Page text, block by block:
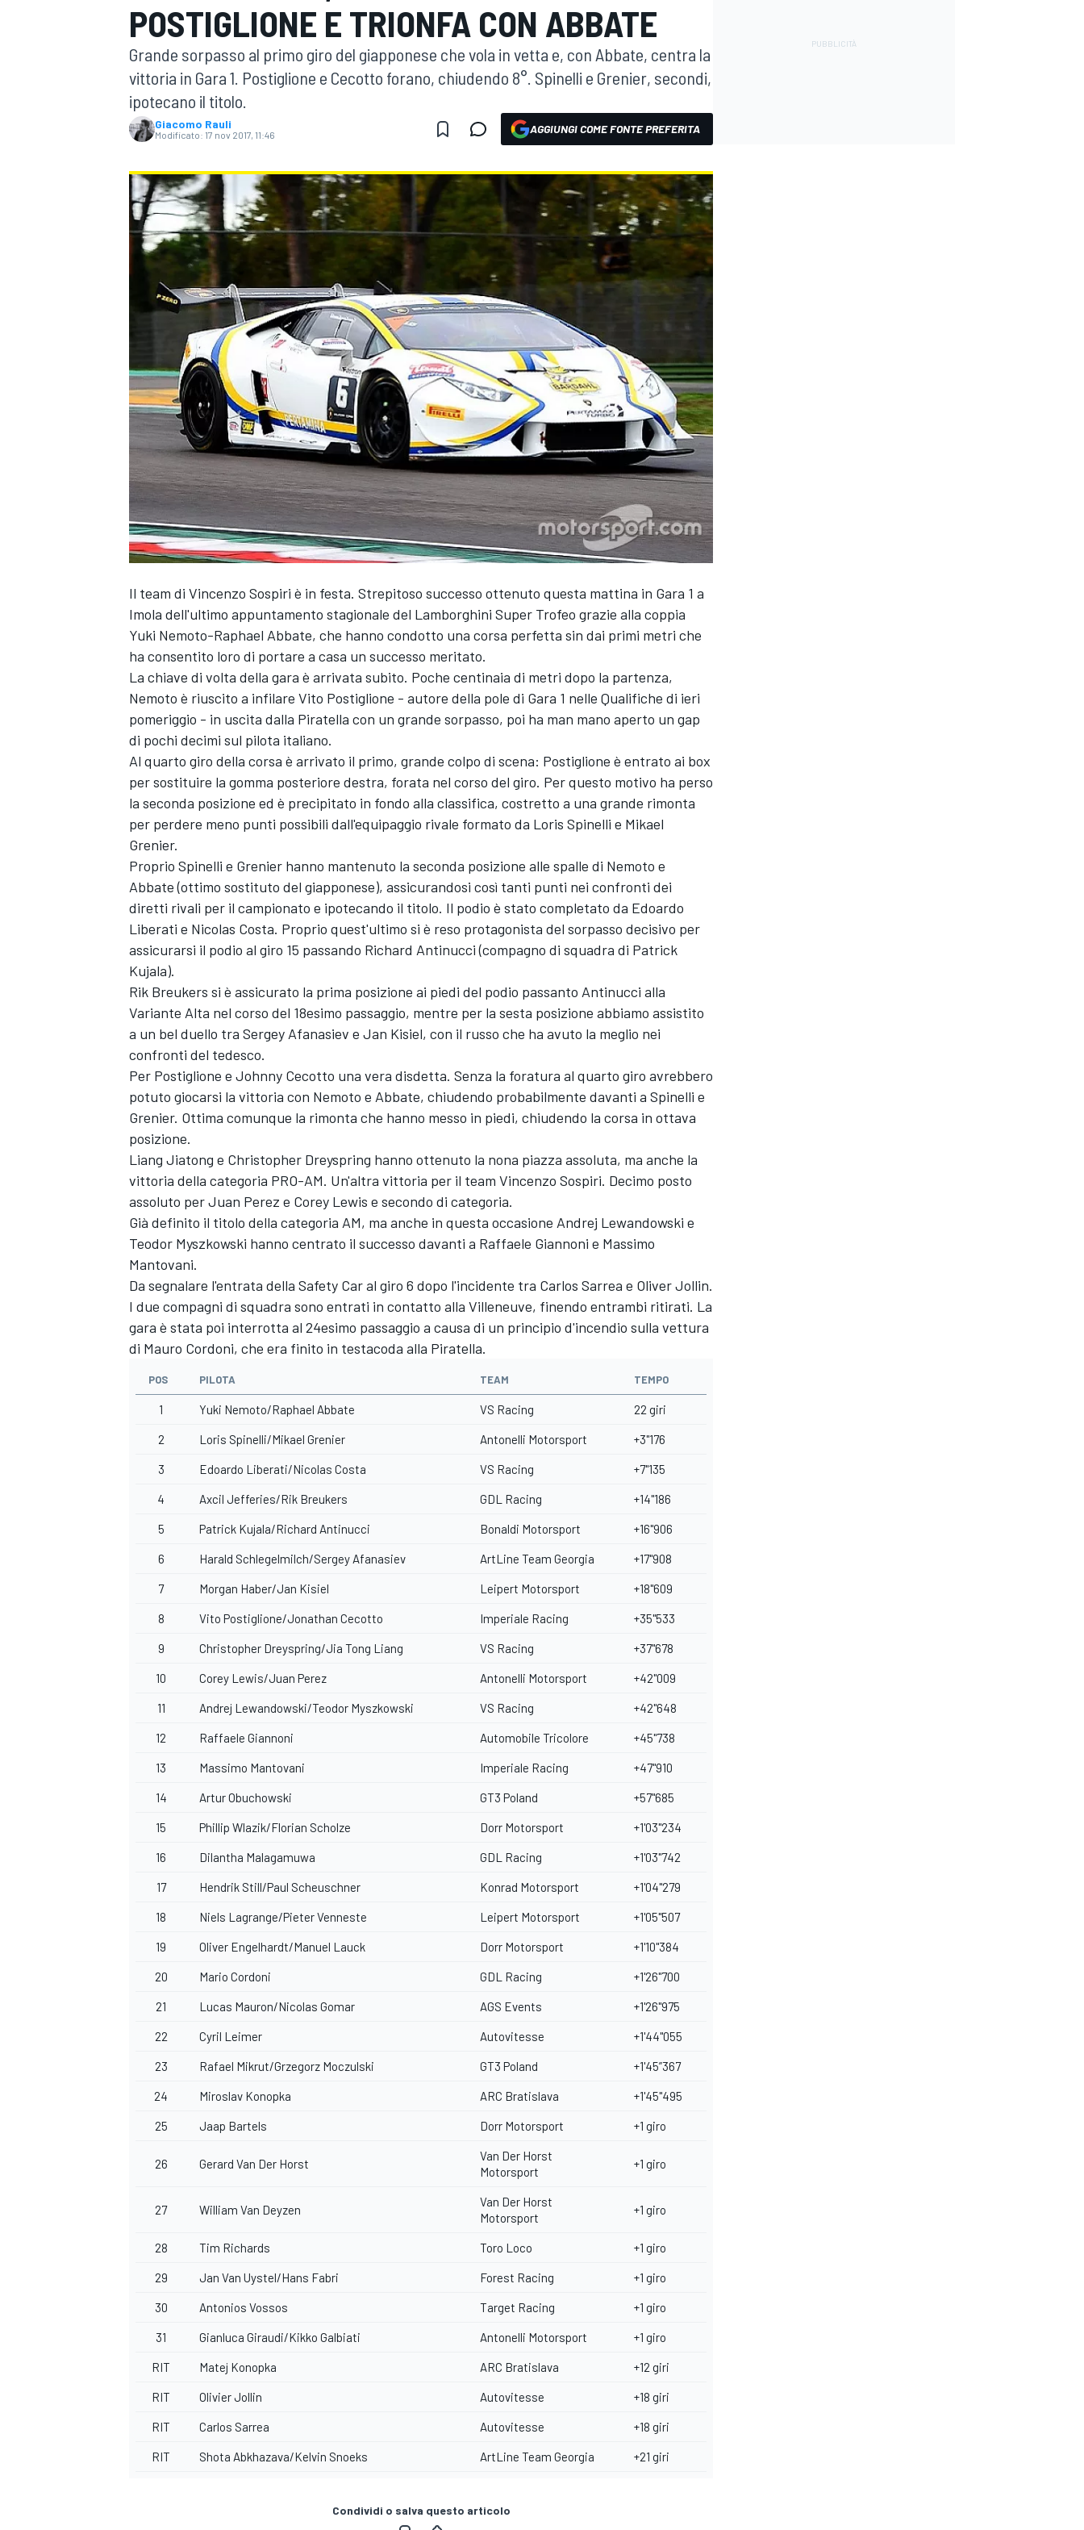
MOTOGP WEC
WRC
MONOPOSTO
ENDURANCE/GT
RALLY
POSTIGLIONE E TRIONFA CON ABBATE
Grande sorpasso al primo giro del giapponese che vola in vetta e, con Abbate, centra la
vittoria in Gara 1. Postiglione e Cecotto forano, chiudendo 8°. Spinelli e Grenier, secondi,
ipotecano il titolo.
Giacomo Rauli
Modificato: 17 nov 2017, 11:46 AGGIUNGI COME FONTE PREFERITA
Il team di Vincenzo Sospiri è in festa. Strepitoso successo ottenuto questa mattina in Gara 1 a
Imola dell'ultimo appuntamento stagionale del Lamborghini Super Trofeo grazie alla coppia
Yuki Nemoto-Raphael Abbate, che hanno condotto una corsa perfetta sin dai primi metri che
ha consentito loro di portare a casa un successo meritato.
La chiave di volta della gara è arrivata subito. Poche centinaia di metri dopo la partenza,
Nemoto è riuscito a infilare Vito Postiglione - autore della pole di Gara 1 nelle Qualifiche di ieri
pomeriggio - in uscita dalla Piratella con un grande sorpasso, poi ha man mano aperto un gap
di pochi decimi sul pilota italiano.
Al quarto giro della corsa è arrivato il primo, grande colpo di scena: Postiglione è entrato ai box
per sostituire la gomma posteriore destra, forata nel corso del giro. Per questo motivo ha perso
la seconda posizione ed è precipitato in fondo alla classifica, costretto a una grande rimonta
per perdere meno punti possibili dall'equipaggio rivale formato da Loris Spinelli e Mikael
Grenier.
Proprio Spinelli e Grenier hanno mantenuto la seconda posizione alle spalle di Nemoto e
Abbate (ottimo sostituto del giapponese), assicurandosi così tanti punti nei confronti dei
diretti rivali per il campionato e ipotecando il titolo. Il podio è stato completato da Edoardo
Liberati e Nicolas Costa. Proprio quest'ultimo si è reso protagonista del sorpasso decisivo per
assicurarsi il podio al giro 15 passando Richard Antinucci (compagno di squadra di Patrick
Kujala).
Rik Breukers si è assicurato la prima posizione ai piedi del podio passanto Antinucci alla
Variante Alta nel corso del 18esimo passaggio, mentre per la sesta posizione abbiamo assistito
a un bel duello tra Sergey Afanasiev e Jan Kisiel, con il russo che ha avuto la meglio nei
confronti del tedesco.
Per Postiglione e Johnny Cecotto una vera disdetta. Senza la foratura al quarto giro avrebbero
potuto giocarsi la vittoria con Nemoto e Abbate, chiudendo probabilmente davanti a Spinelli e
Grenier. Ottima comunque la rimonta che hanno messo in piedi, chiudendo la corsa in ottava
posizione.
Liang Jiatong e Christopher Dreyspring hanno ottenuto la nona piazza assoluta, ma anche la
vittoria della categoria PRO-AM. Un'altra vittoria per il team Vincenzo Sospiri. Decimo posto
assoluto per Juan Perez e Corey Lewis e secondo di categoria.
Già definito il titolo della categoria AM, ma anche in questa occasione Andrej Lewandowski e
Teodor Myszkowski hanno centrato il successo davanti a Raffaele Giannoni e Massimo
Mantovani.
Da segnalare l'entrata della Safety Car al giro 6 dopo l'incidente tra Carlos Sarrea e Oliver Jollin.
I due compagni di squadra sono entrati in contatto alla Villeneuve, finendo entrambi ritirati. La
gara è stata poi interrotta al 24esimo passaggio a causa di un principio d'incendio sulla vettura
di Mauro Cordoni, che era finito in testacoda alla Piratella.
POS PILOTA TEAM TEMPO
1 Yuki Nemoto/Raphael Abbate VS Racing 22 giri
2 Loris Spinelli/Mikael Grenier Antonelli Motorsport +3"176
3 Edoardo Liberati/Nicolas Costa VS Racing +7"135
4 Axcil Jefferies/Rik Breukers GDL Racing +14"186
5 Patrick Kujala/Richard Antinucci Bonaldi Motorsport +16"906
6 Harald Schlegelmilch/Sergey Afanasiev ArtLine Team Georgia +17"908
7 Morgan Haber/Jan Kisiel Leipert Motorsport +18"609
8 Vito Postiglione/Jonathan Cecotto Imperiale Racing +35"533
9 Christopher Dreyspring/Jia Tong Liang VS Racing +37"678
10 Corey Lewis/Juan Perez Antonelli Motorsport +42"009
11 Andrej Lewandowski/Teodor Myszkowski VS Racing +42"648
12 Raffaele Giannoni Automobile Tricolore +45"738
13 Massimo Mantovani Imperiale Racing +47"910
14 Artur Obuchowski GT3 Poland +57"685
15 Phillip Wlazik/Florian Scholze Dorr Motorsport +1'03"234
16 Dilantha Malagamuwa GDL Racing +1'03"742
17 Hendrik Still/Paul Scheuschner Konrad Motorsport +1'04"279
18 Niels Lagrange/Pieter Venneste Leipert Motorsport +1'05"507
19 Oliver Engelhardt/Manuel Lauck Dorr Motorsport +1'10"384
20 Mario Cordoni GDL Racing +1'26"700
21 Lucas Mauron/Nicolas Gomar AGS Events +1'26"975
22 Cyril Leimer Autovitesse +1'44"055
23 Rafael Mikrut/Grzegorz Moczulski GT3 Poland +1'45”367
24 Miroslav Konopka ARC Bratislava +1'45"495
25 Jaap Bartels Dorr Motorsport +1 giro
26 Gerard Van Der Horst
Van Der Horst
Motorsport
+1 giro
27 William Van Deyzen
Van Der Horst
Motorsport
+1 giro
28 Tim Richards Toro Loco +1 giro
29 Jan Van Uystel/Hans Fabri Forest Racing +1 giro
30 Antonios Vossos Target Racing +1 giro
31 Gianluca Giraudi/Kikko Galbiati Antonelli Motorsport +1 giro
RIT Matej Konopka ARC Bratislava +12 giri
RIT Olivier Jollin Autovitesse +18 giri
RIT Carlos Sarrea Autovitesse +18 giri
RIT Shota Abkhazava/Kelvin Snoeks ArtLine Team Georgia +21 giri
Condividi o salva questo articolo